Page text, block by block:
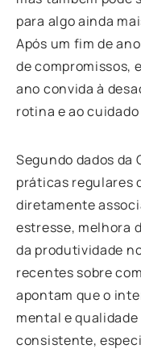
para algo ainda
Após um fim de
de compromissos,
ano convida à
rotina e ao
Segundo dados da
práticas regulares
diretamente
estresse, melhora
da produtividade
recentes sobre
apontam que o
mental e
consistente,